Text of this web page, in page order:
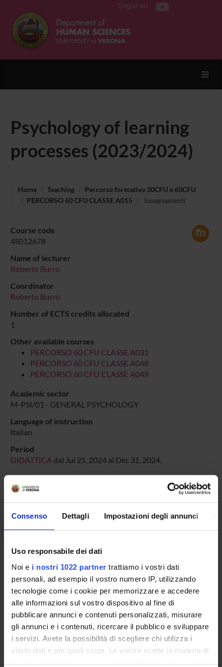
Consenso Dettagli Impostazioni degli annunci
Uso responsabile dei dati
Noi e i nostri 1022 partner trattiamo i vostri dati
personali, ad esempio il vostro numero IP, utilizzando
tecnologie come i cookie per memorizzare e accedere
alle informazioni sul vostro dispositivo al fine di
pubblicare annunci e contenuti personalizzati, misurare
gli annunci e i contenuti, ricercare il pubblico e sviluppare
i servizi. Avete la possibilità di scegliere chi utilizza i
vostri dati e per quali scopi. Le vostre scelte in materia di
privacy sono applicabili solo su questa proprietà digitale
Segui su
Psychology of learning
processes (2023/2024)
Home Teaching
Percorso formativo 30CFU e 60CFU
PERCORSO 60 CFU CLASSE A015
Insegnamenti
Course code
4S012678
Name of lecturer
Roberto Burro
Coordinator
Roberto Burro
Number of ECTS credits allocated
1
Other available courses
PERCORSO 60 CFU CLASSE A031
PERCORSO 60 CFU CLASSE A048
PERCORSO 60 CFU CLASSE A049
Academic sector
M-PSI/01 - GENERAL PSYCHOLOGY
Language of instruction
Italian
Period
DIDATTICA dal Jul 25, 2024 al Dec 31, 2024.
Seminars related to the course
Go to lesson schedule
Overview
Enrolment Policy
Courses
Academic Calendar
Lesson timetable
Degree Programme